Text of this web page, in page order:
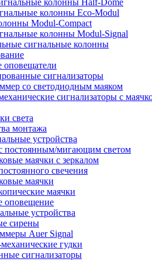
колонны Half-Dome
колонны Eco-Modul
Modul-Compact
колонны Modul-Signal
сигнальные колонны
оповещатели
сигнализаторы
со светодиодным маяком
сигнализаторы с
света
монтажа
устройства
постоянным/мигающим светом
маячки с зеркалом
свечения
маячки
маячки
оповещение
устройства
сирены
Auer Signal
гудки
сигнализаторы